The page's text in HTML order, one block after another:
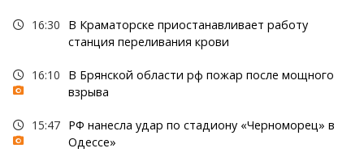
16:30
В Краматорске приостанавливает работу
станция переливания крови
16:10
В Брянской области рф пожар после мощного
взрыва
15:47 РФ нанесла удар по стадиону «Черноморец» в
Одессе»